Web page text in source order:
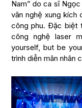
Nam” do ca sĩ
văn nghệ xung kích
công phu. Đặc biệt
công nghệ laser
yourself, but be
trình diễn mãn nhãn